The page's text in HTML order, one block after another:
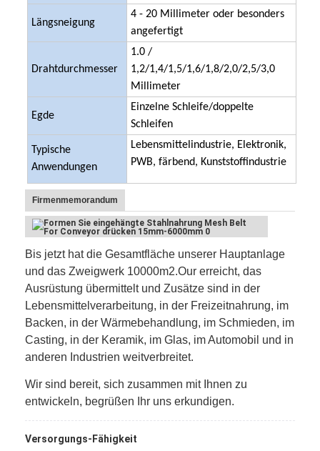
Über uns
Fabrik Tour
Kontakt
Nachrichten
Alle Fälle
Edelstahlmaschengurt
Spiraldrahtgeflecht
Hochtemperatur-Maschendraht
Nahrung Mesh Belt
Wabenförderband
Förderkette-Platte
Längsneigung
4 - 20 Millimeter oder besonders
angefertigt
Drahtdurchmesser
1.0 /
1,2/1,4/1,5/1,6/1,8/2,0/2,5/3,0
Millimeter
Egde
Einzelne Schleife/doppelte
Schleifen
Typische
Anwendungen
Lebensmittelindustrie, Elektronik,
PWB, färbend, Kunststoffindustrie
Firmenmemorandum
Bis jetzt hat die Gesamtfläche unserer Hauptanlage
und das Zweigwerk 10000m2.Our erreicht, das
Ausrüstung übermittelt und Zusätze sind in der
Lebensmittelverarbeitung, in der Freizeitnahrung, im
Backen, in der Wärmebehandlung, im Schmieden, im
Casting, in der Keramik, im Glas, im Automobil und in
anderen Industrien weitverbreitet.
Wir sind bereit, sich zusammen mit Ihnen zu
entwickeln, begrüßen Ihr uns erkundigen.
Versorgungs-Fähigkeit